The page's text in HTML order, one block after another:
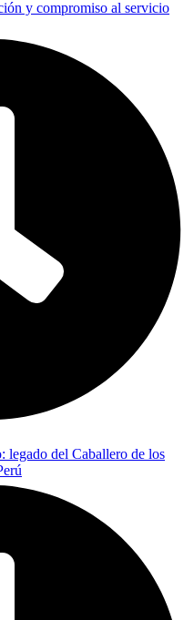
y compromiso al servicio
legado del Caballero de los